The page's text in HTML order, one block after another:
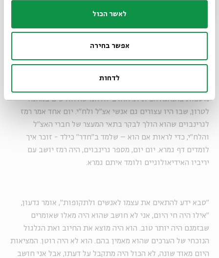
לאשר הכול
אפשר בחירה
לדחות
דוד רמז, כך מספר נכדו גדעון, היה אדם פרגמטי, מעשי, נכון
לפשרות ומכבד תמיד את בן השיח שלו. גדעון מספר סיפור
שכתב על רמז חברו יצחק גרינבוים, לימים שר הפנים הראשון של
נוספות בהנהגה הציונית. הוא בילה חמישה חודשים במחנה
לטרון, שבו היו עצורים גם אנשי אצ"ל ולח"י. יום אחד אמר רמז
לגרינבוים שהוא הולך לבקר בתאי המעצר של חברי האצ"ל
והלח"י, כדי לראות אם הוא – שלמד ב"חדר" כילד - זוכר איך
לומדים דף גמרא. יום יום, מספר גרינבוים, היה רמז יושב עם
יריביו האידיאולוגיים ולומד איתם גמרא.
"סבא ידע להתאים את עצמו לאנשים ולתקופות", אומר גדעון,
"אילו היה חי היום, אני לא חושב שהוא היה מאלו שאומרים
שבזמנם היה יותר טוב. הוא היה מוצא את החיוב ואת הגלגול
הנוכחי של הערכים שהוא מאמין בהם. הוא לא היה רוטן. המציאות
היום מאוד שונה, לא הכול היה מתקבל על דעתו, אבל אני חושב